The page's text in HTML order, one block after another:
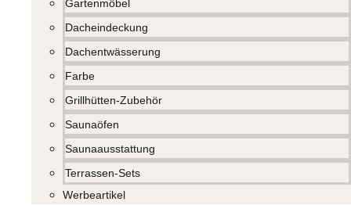
Gartenmöbel
Dacheindeckung
Dachentwässerung
Farbe
Grillhütten-Zubehör
Saunaöfen
Saunaausstattung
Terrassen-Sets
Werbeartikel